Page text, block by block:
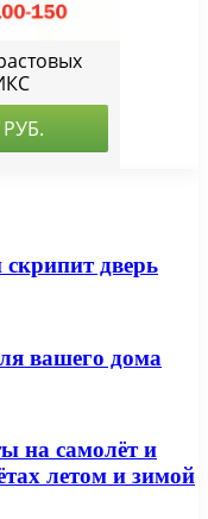
скрипит дверь
вашего дома
на самолёт и
летом и зимой